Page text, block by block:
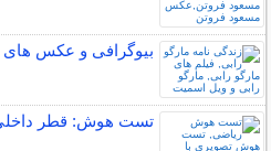
بیوگرافی و عکس های
تست هوش: قطر